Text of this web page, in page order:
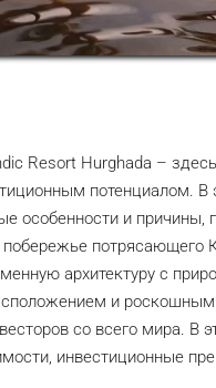
Resort Hurghada –
потенциалом. В
особенности и причины,
потрясающего
архитектуру с
и
со всего мира. В
инвестиционные